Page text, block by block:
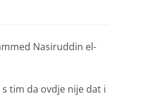
Nasiruddin el-
tim da ovdje nije dat i